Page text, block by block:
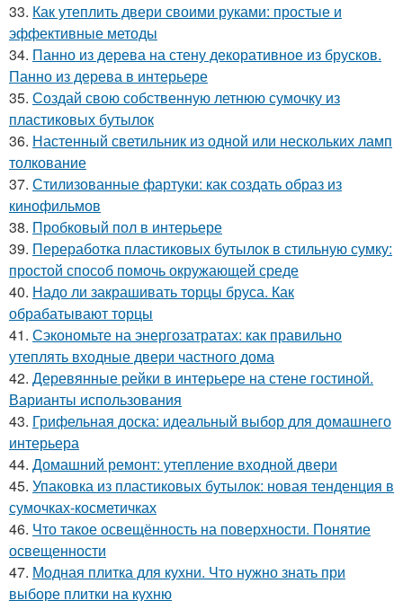
33. Как утеплить двери своими руками: простые и
эффективные методы
34. Панно из дерева на стену декоративное из брусков.
Панно из дерева в интерьере
35. Создай свою собственную летнюю сумочку из
пластиковых бутылок
36. Настенный светильник из одной или нескольких ламп
толкование
37. Стилизованные фартуки: как создать образ из
кинофильмов
38. Пробковый пол в интерьере
39. Переработка пластиковых бутылок в стильную сумку:
простой способ помочь окружающей среде
40. Надо ли закрашивать торцы бруса. Как
обрабатывают торцы
41. Сэкономьте на энергозатратах: как правильно
утеплять входные двери частного дома
42. Деревянные рейки в интерьере на стене гостиной.
Варианты использования
43. Грифельная доска: идеальный выбор для домашнего
интерьера
44. Домашний ремонт: утепление входной двери
45. Упаковка из пластиковых бутылок: новая тенденция в
сумочках-косметичках
46. Что такое освещённость на поверхности. Понятие
освещенности
47. Модная плитка для кухни. Что нужно знать при
выборе плитки на кухню